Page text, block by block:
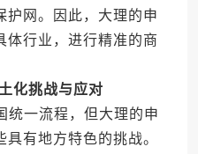
护网。因此，大理的申
体行业，进行精准的商
化挑战与应对
一流程，但大理的申
有地方特色的挑战。